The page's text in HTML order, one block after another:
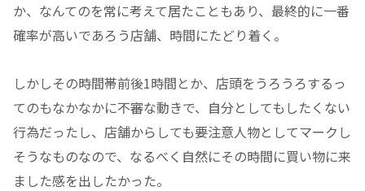
か、なんてのを常に考えて居たこともあり、最終的に一番
確率が高いであろう店舗、時間にたどり着く。
しかしその時間帯前後1時間とか、店頭をうろうろするっ
てのもなかなかに不審な動きで、自分としてもしたくない
行為だったし、店舗からしても要注意人物としてマークし
そうなものなので、なるべく自然にその時間に買い物に来
ました感を出したかった。